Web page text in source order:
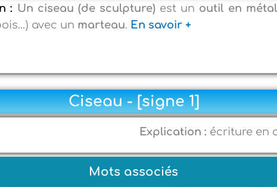
: Un ciseau (de sculpture)est un outil en métal
avec un marteau. En savoir +
Ciseau - [signe 1]
Explication : écriture en
Mots associés